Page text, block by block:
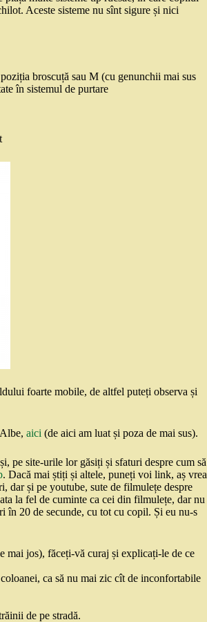
Aceste sisteme nu sînt sigure și nici
broscuță sau M (cu genunchii mai sus
în sistemul de purtare
foarte mobile, de altfel puteți observa și
aici (de aici am luat și poza de mai sus).
pe site-urile lor găsiți și sfaturi despre cum să
. Dacă mai știți și altele, puneți voi link, aș vrea
dar și pe youtube, sute de filmulețe despre
la fel de cuminte ca cei din filmulețe, dar nu
în 20 de secunde, cu tot cu copil. Și eu nu-s
mai jos), făceți-vă curaj și explicați-le de ce
ca să nu mai zic cît de inconfortabile
de pe stradă.